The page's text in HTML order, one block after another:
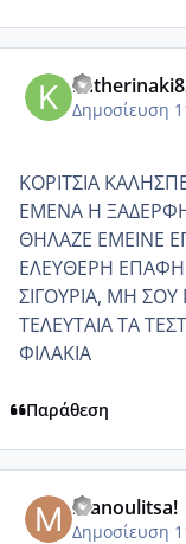
Δημοσίευση
ΚΟΡΙΤΣΙΑ
ΕΜΕΝΑ Η
ΘΗΛΑΖΕ ΕΜΕΙΝΕ
ΕΛΕΥΘΕΡΗ ΕΠΑΦΗ
ΣΙΓΟΥΡΙΑ, ΜΗ ΣΟΥ
ΤΕΛΕΥΤΑΙΑ ΤΑ
ΦΙΛΑΚΙΑ
Παράθεση
manoulitsa!
Δημοσίευση